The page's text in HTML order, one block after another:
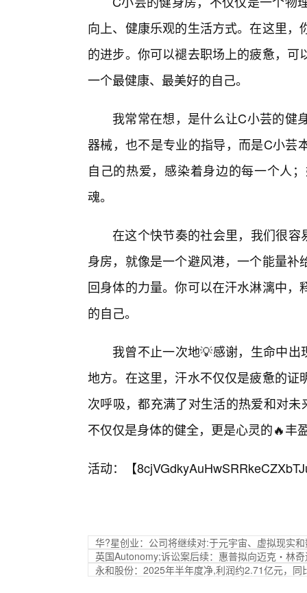
向上、健康乐观的生活方式。在这里
的进步。你可以褪去职场上的疲惫，
一个最健康、最美好的自己。
我常常在想，是什么让C小芸的健
器械，也不是专业的指导，而是C小芸
自己的热爱，感染着身边的每一个人
魂。
在这个快节奏的社会里，我们很
身房，就像是一个避风港，一个能量
回身体的力量。你可以在汗水淋漓中
的自己。
我曾不止一次地💡感谢，生命中
地方。在这里，汗水不仅仅是疲惫的
次呼吸，都充满了对生活的热爱和对
不仅仅是身体的健全，更是心灵的🔥丰
活动：【
华?星创业：公司将继续对:于元宇宙、虚拟现实
英国Autonomy;诉讼案后续：惠普拟向迈克・林
永和股份：2025年半年度净,利润约2.71亿元，同